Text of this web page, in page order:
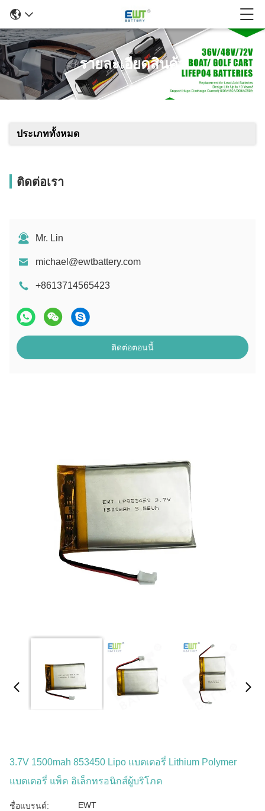
รายละเอียดสินค้า
ประเภททั้งหมด
ติดต่อเรา
Mr. Lin
michael@ewtbattery.com
+8613714565423
ติดต่อตอนนี้
3.7V 1500mah 853450 Lipo แบตเตอรี่ Lithium Polymer
แบตเตอรี่ แพ็ค อิเล็กทรอนิกส์ผู้บริโภค
ชื่อแบรนด์: EWT